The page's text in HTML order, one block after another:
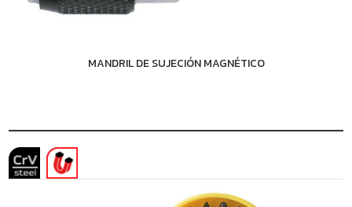
MANDRIL DE SUJECIÓN MAGNÉTICO